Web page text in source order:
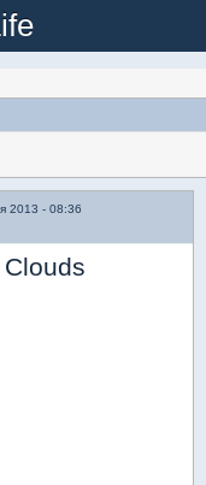
2013 - 08:36